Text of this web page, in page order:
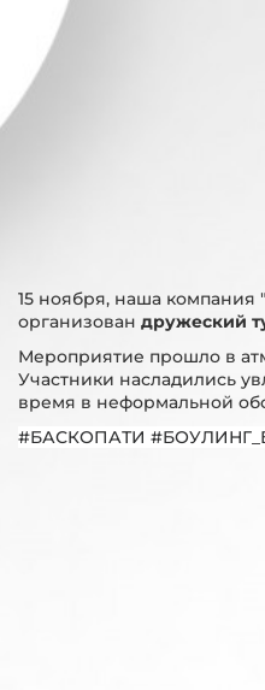
15 ноября, наша компания
организован дружеский
Мероприятие прошло в
Участники насладились
время в неформальной
#БАСКОПАТИ